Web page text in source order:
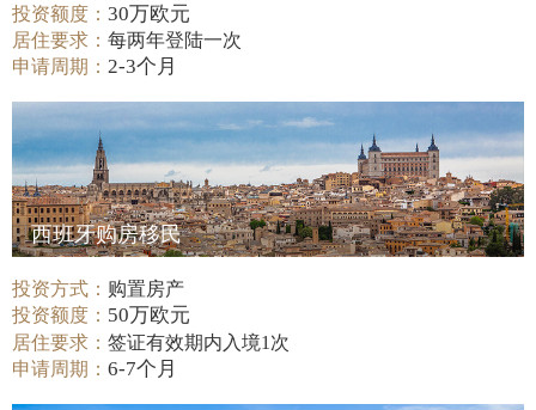
投资额度：30万欧元
居住要求：每两年登陆一次
申请周期： 2-3个月
西班牙购房移民
投资方式： 购置房产
投资额度： 50万欧元
居住要求：签证有效期内入境1次
申请周期：6-7个月